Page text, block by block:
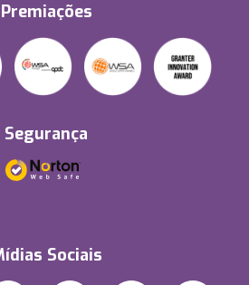
Premiações
Segurança
Sociais